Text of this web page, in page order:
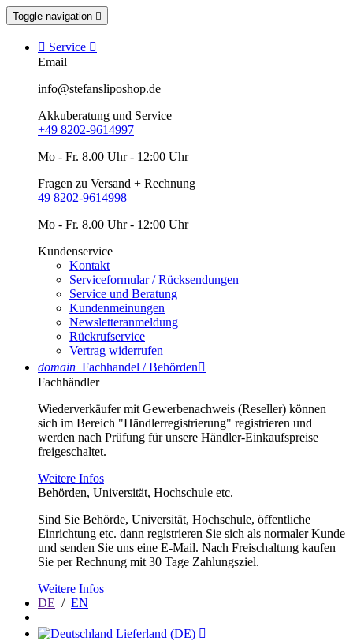
Toggle navigation 
 Service 
Email
info@stefansliposhop.de
Akkuberatung und Service
+49 8202-9614997
Mo - Fr. 8.00 Uhr - 12:00 Uhr
Fragen zu Versand + Rechnung
49 8202-9614998
Mo - Fr. 8.00 Uhr - 12:00 Uhr
Kundenservice
Kontakt
Serviceformular / Rücksendungen
Service und Beratung
Kundenmeinungen
Newsletteranmeldung
Rückrufservice
Vertrag widerrufen
domain Fachhandel / Behörden
Fachhändler
Wiederverkäufer mit Gewerbenachweis (Reseller) können
sich im Bereich "Händlerregistrierung" registrieren und
werden nach Prüfung für unsere Händler-Einkaufspreise
freigeschaltet.
Weitere Infos
Behörden, Universität, Hochschule etc.
Sind Sie Behörde, Universität, Hochschule, öffentliche
Einrichtung etc. dann registrieren Sie sich als normaler Kunde
und senden Sie uns eine E-Mail. Nach Freischaltung kaufen
Sie per Rechnung mit 30 Tage Zahlungsziel.
Weitere Infos
DE / EN
Lieferland (DE) 